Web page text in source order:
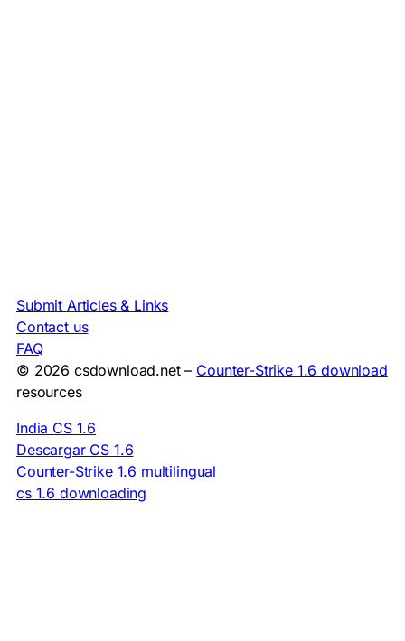
Submit Articles & Links
Contact us
FAQ
© 2026 csdownload.net – Counter-Strike 1.6 download
resources
India CS 1.6
Descargar CS 1.6
Counter-Strike 1.6 multilingual
cs 1.6 downloading